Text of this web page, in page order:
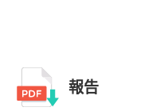
報告